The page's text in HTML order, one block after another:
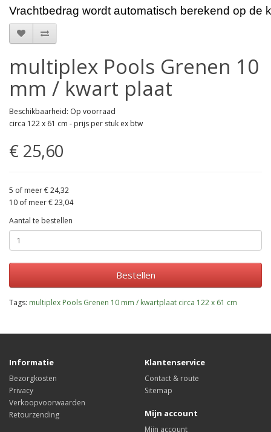
Vrachtbedrag wordt automatisch berekend op de
multiplex Pools Grenen 10
mm / kwart plaat
Beschikbaarheid: Op voorraad
circa 122 x 61 cm - prijs per stuk ex btw
€ 25,60
5 of meer € 24,32
10 of meer € 23,04
Aantal te bestellen
Bestellen
Tags: multiplex Pools Grenen 10 mm / kwartplaat circa 122 x 61 cm
Informatie
Bezorgkosten
Privacy
Verkoopvoorwaarden
Retourzending
Klantenservice
Contact & route
Sitemap
Mijn account
Mijn account